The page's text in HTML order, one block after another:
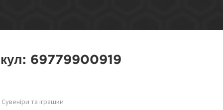
69779900919
Сувеніри та іграшки